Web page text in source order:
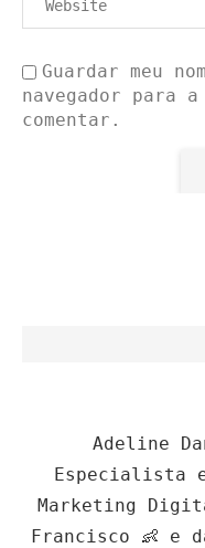
Guardar meu
navegador para
comentar.
Adeline
Especialista
Marketing
Francisco 👶 e